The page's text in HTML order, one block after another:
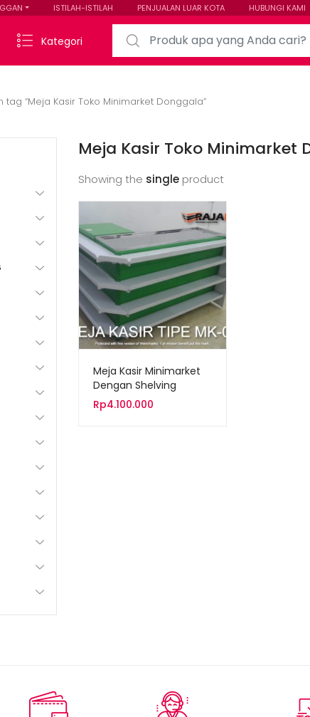
ISTILAH-ISTILAH PENJUALAN LUAR KOTA HUBUNGI KAMI
Kategori
Search for:
tag “Meja Kasir Toko Minimarket Donggala”
Meja Kasir Toko Minimarket
Showing the single product
Meja Kasir Minimarket
Dengan Shelving
Depan Tipe MK-09
Rp4.100.000